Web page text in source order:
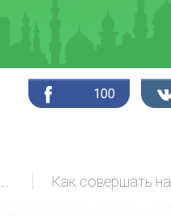
100
Правильный намаз - какой он? Как совершать